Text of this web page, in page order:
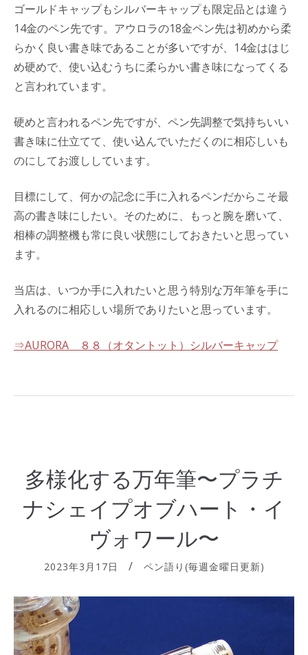
ゴールドキャップもシルバーキャップも限定品とは違う
14金のペン先です。アウロラの18金ペン先は初めから柔
らかく良い書き味であることが多いですが、14金ははじ
め硬めで、使い込むうちに柔らかい書き味になってくる
と言われています。
硬めと言われるペン先ですが、ペン先調整で気持ちいい
書き味に仕立てて、使い込んでいただくのに相応しいも
のにしてお渡ししています。
目標にして、何かの記念に手に入れるペンだからこそ最
高の書き味にしたい。そのために、もっと腕を磨いて、
相棒の調整機も常に良い状態にしておきたいと思ってい
ます。
当店は、いつか手に入れたいと思う特別な万年筆を手に
入れるのに相応しい場所でありたいと思っています。
⇒AURORA ８８（オタントット）シルバーキャップ
多様化する万年筆〜プラチ
ナシェイプオブハート・イ
ヴォワール〜
2023年3月17日 ペン語り(毎週金曜日更新)